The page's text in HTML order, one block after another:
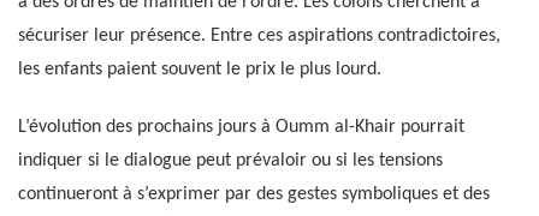
sécuriser leur présence. Entre ces aspirations contradictoires,
les enfants paient souvent le prix le plus lourd.
L’évolution des prochains jours à Oumm al-Khair pourrait
indiquer si le dialogue peut prévaloir ou si les tensions
continueront à s’exprimer par des gestes symboliques et des